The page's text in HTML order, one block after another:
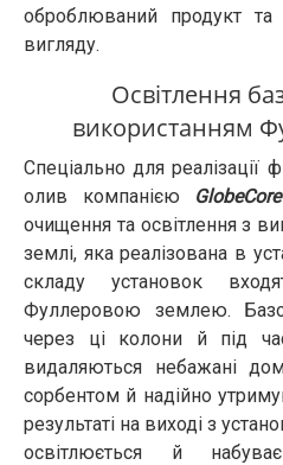
оброблюваний продукт та
вигляду.
Освітлення
використанням
Спеціально для реалізації
олив компанією
GlobeCore
очищення та освітлення з
землі, яка реалізована в
складу установок
Фуллеровою землею.
через ці колони й під
видаляються небажані
сорбентом й надійно
результаті на виході з
освітлюється й